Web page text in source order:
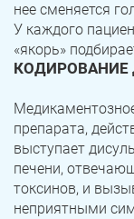
нее сменяется
У каждого
«якорь»
препарата,
выступает
печени,
токсинов, и
неприятными